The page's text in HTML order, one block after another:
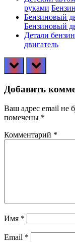
руками
Бензиновый
Бензиновый
Детали
двигатель
prev next
Добавить
Ваш адрес email не
помечены *
Комментарий *
Имя *
Email *